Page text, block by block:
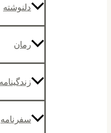
دلنوشته
رمان
زندگینامه
سفرنامه